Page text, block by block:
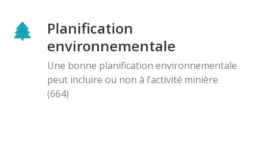
Planification
environnementale
Une bonne planification environnementale
peut incluire ou non à l’activité minière
(664)